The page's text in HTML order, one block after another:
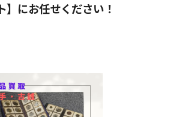
】にお任せください！